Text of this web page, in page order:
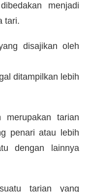
menjadi
tari.
disajikan oleh
ditampilkan lebih
merupakan tarian
penari atau lebih
dengan lainnya
tarian yang